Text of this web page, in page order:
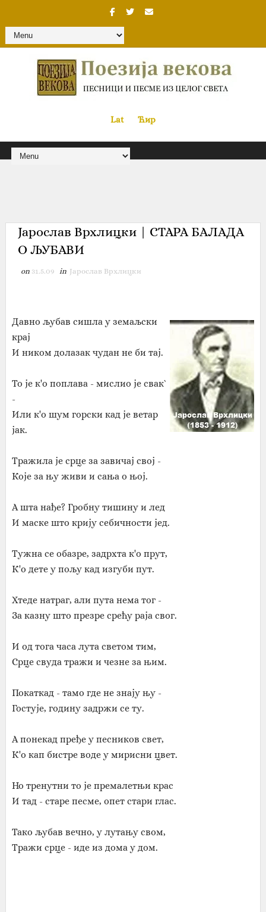
Lat« Ћир
Јарослав Врхлицки | СТАРА БАЛАДА
О ЉУБАВИ
on 31.5.09 in Јарослав Врхлицки
Давно љубав сишла у земаљски
крај
И ником долазак чудан не би тај.
То је к'о поплава - мислио је свак`
-
Или к'о шум горски кад је ветар
јак.
Тражила је срце за завичај свој -
Које за њу живи и сања о њој.
А шта нађе? Гробну тишину и лед
И маске што крију себичности јед.
Тужна се обазре, задрхта к'о прут,
К'о дете у пољу кад изгуби пут.
Хтеде натраг, али пута нема тог -
За казну што презре срећу раја свог.
И од тога часа лута светом тим,
Срце свуда тражи и чезне за њим.
Покаткад - тамо где не знају њу -
Гостује, годину задржи се ту.
А понекад пређе у песников свет,
К'о кап бистре воде у мирисни цвет.
Но тренутни то је премалетњи крас
И тад - старе песме, опет стари глас.
Тако љубав вечно, у лутању свом,
Тражи срце - иде из дома у дом.